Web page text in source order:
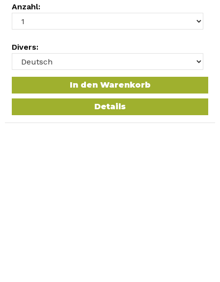
Anzahl:
Divers:
In den Warenkorb
Details